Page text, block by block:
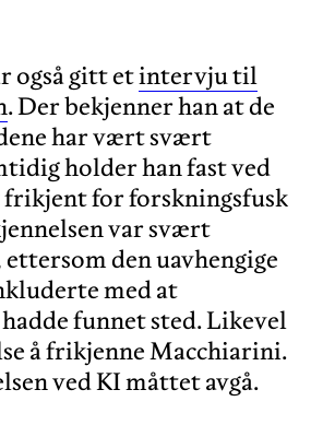
også gitt etintervju til
. Der bekjenner han at de
har vært svært
holder han fast ved
for forskningsfusk
var svært
den uavhengige
med at
funnet sted. Likevel
å frikjenne Macchiarini.
ved KI måttet avgå.